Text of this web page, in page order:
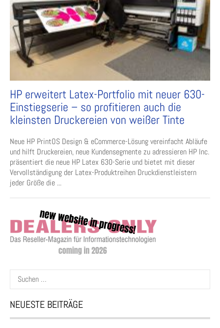
HP erweitert Latex-Portfolio mit neuer 630-
Einstiegserie – so profitieren auch die
kleinsten Druckereien von weißer Tinte
Neue HP PrintOS Design & eCommerce-Lösung vereinfacht Abläufe
und hilft Druckereien, neue Kundensegmente zu adressieren HP Inc.
präsentiert die neue HP Latex 630-Serie und bietet mit dieser
Vervollständigung der Latex-Produktreihen Druckdienstleistern
jeder Größe die ...
Suchen
nach:
NEUESTE BEITRÄGE